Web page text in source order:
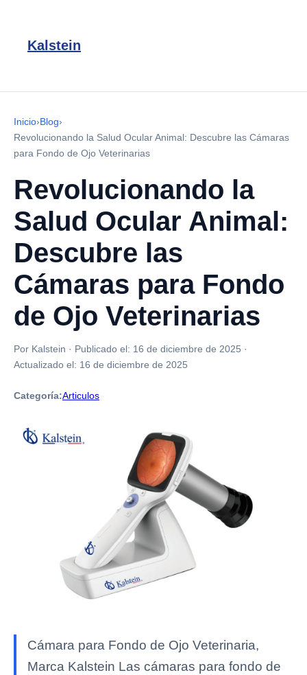
Kalstein
Inicio›Blog›
Revolucionando la Salud Ocular Animal: Descubre las Cámaras
para Fondo de Ojo Veterinarias
Revolucionando la
Salud Ocular Animal:
Descubre las
Cámaras para Fondo
de Ojo Veterinarias
Por Kalstein · Publicado el: 16 de diciembre de 2025 ·
Actualizado el: 16 de diciembre de 2025
Categoría:Articulos
Cámara para Fondo de Ojo Veterinaria,
Marca Kalstein Las cámaras para fondo de